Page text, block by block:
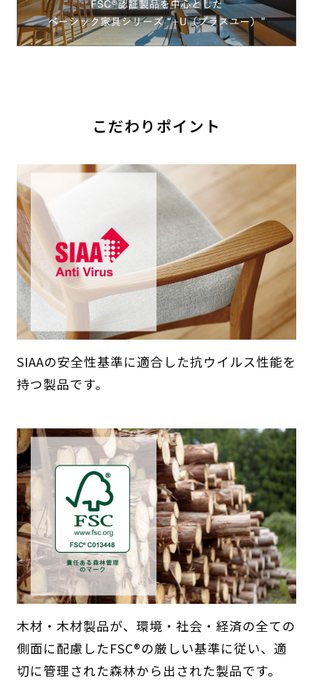
こだわりポイント
SIAAの安全性基準に適合した抗ウイルス性能を
持つ製品です。
木材・木材製品が、環境・社会・経済の全ての
側面に配慮したFSC®の厳しい基準に従い、適
切に管理された森林から出された製品です。